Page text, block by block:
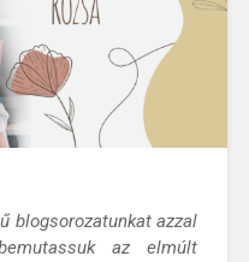
blogsorozatunkat azzal
az elmúlt